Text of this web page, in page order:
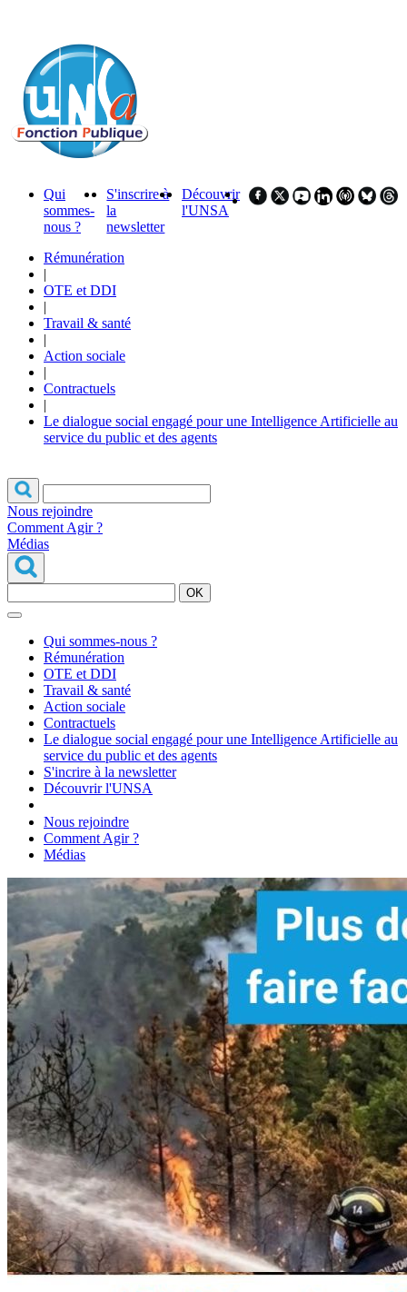
Qui
sommes-
nous ?
S'inscrire à
la
newsletter
Découvrir
l'UNSA
Rémunération
|
OTE et DDI
|
Travail & santé
|
Action sociale
|
Contractuels
|
Le dialogue social engagé pour une Intelligence Artificielle au
service du public et des agents
Nous rejoindre
Comment Agir ?
Médias
OK
Qui sommes-nous ?
Rémunération
OTE et DDI
Travail & santé
Action sociale
Contractuels
Le dialogue social engagé pour une Intelligence Artificielle au
service du public et des agents
S'incrire à la newsletter
Découvrir l'UNSA
Nous rejoindre
Comment Agir ?
Médias